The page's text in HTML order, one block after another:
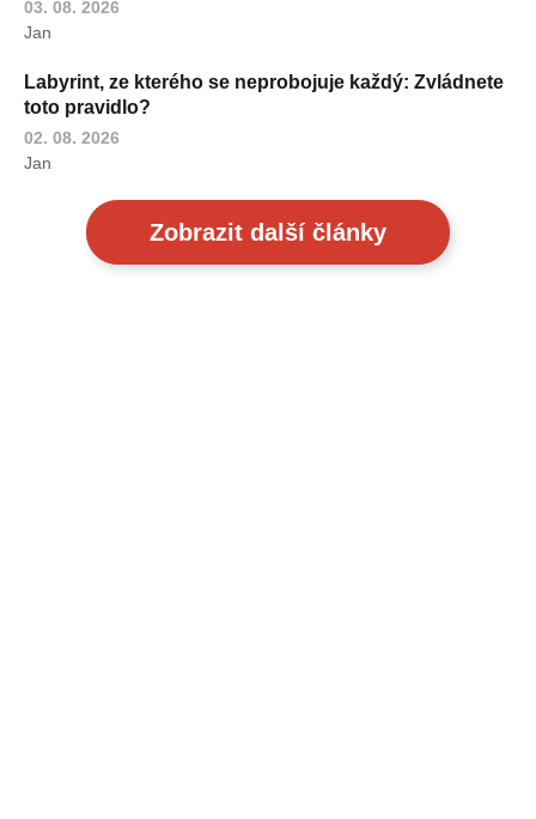
03. 08. 2026
Jan
Labyrint, ze kterého se neprobojuje každý: Zvládnete
toto pravidlo?
02. 08. 2026
Jan
Zobrazit další články